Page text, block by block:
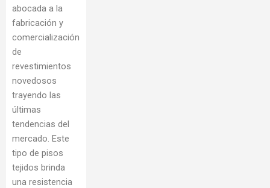
abocada a la
fabricación y
comercialización
de
revestimientos
novedosos
trayendo las
últimas
tendencias del
mercado. Este
tipo de pisos
tejidos brinda
una resistencia